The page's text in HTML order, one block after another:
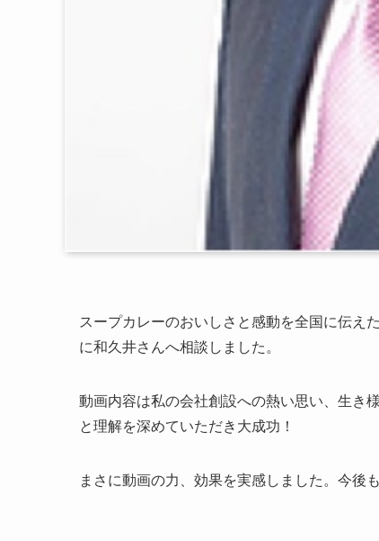
スープカレーのおいしさと感動を全国に伝え
に和久井さんへ相談しました。
動画内容は私の会社創設への熱い思い、生き
と理解を深めていただき大成功！
まさに動画の力、効果を実感しました。今後